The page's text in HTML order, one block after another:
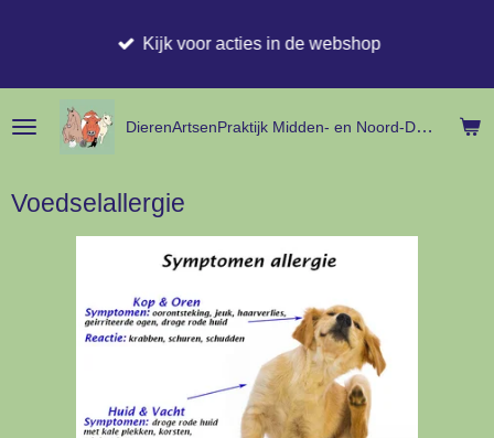
hoofdinhoud
DierenArtsenPraktijk Midden- en Noord- Drenthe
Kijk voor acties in de webshop
Voedselallergie